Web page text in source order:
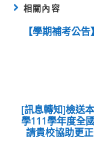
相關內容
【學期補考公
[訊息轉知]檢送
學111學年度全
請貴校協助更